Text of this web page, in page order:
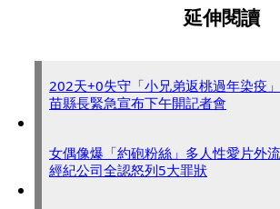
延伸閱讀
202天+0失守「小兄弟返桃過年染疫
苗縣長緊急宣布下午開記者會
女偶像爆「約砲粉絲」多人性愛片外
經紀公司全認怒列5大罪狀